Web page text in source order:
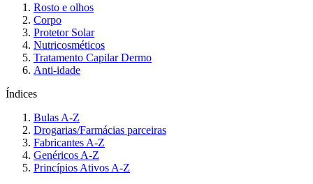
Rosto e olhos
Corpo
Protetor Solar
Nutricosméticos
Tratamento Capilar Dermo
Anti-idade
Índices
Bulas A-Z
Drogarias/Farmácias parceiras
Fabricantes A-Z
Genéricos A-Z
Princípios Ativos A-Z